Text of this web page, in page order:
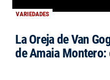
VARIEDADES
La Oreja de Van
de Amaia